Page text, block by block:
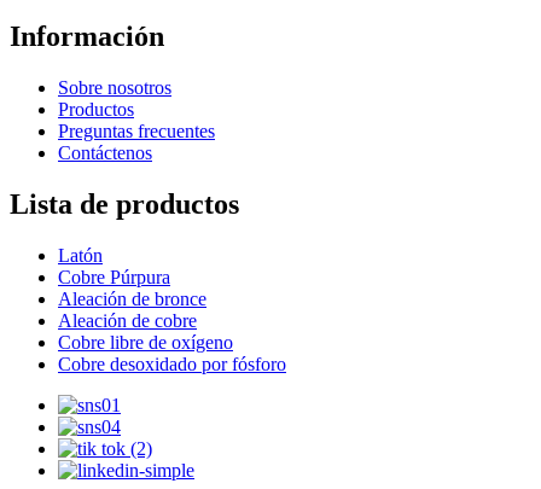
Información
Sobre nosotros
Productos
Preguntas frecuentes
Contáctenos
Lista de productos
Latón
Cobre Púrpura
Aleación de bronce
Aleación de cobre
Cobre libre de oxígeno
Cobre desoxidado por fósforo